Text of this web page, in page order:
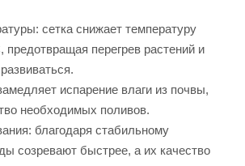
сетка снижает температуру
предотвращая перегрев растений и
испарение влаги из почвы,
необходимых поливов.
благодаря стабильному
созревают быстрее, а их качество